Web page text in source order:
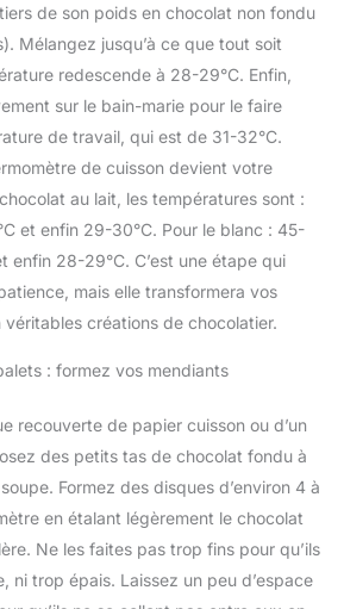
de son poids en chocolat non fondu
Mélangez jusqu’à ce que tout soit
redescende à 28-29°C. Enfin,
sur le bain-marie pour le faire
de travail, qui est de 31-32°C.
de cuisson devient votre
au lait, les températures sont :
et enfin 29-30°C. Pour le blanc : 45-
enfin 28-29°C. C’est une étape qui
mais elle transformera vos
véritables créations de chocolatier.
: formez vos mendiants
recouverte de papier cuisson ou d’un
des petits tas de chocolat fondu à
soupe. Formez des disques d’environ 4 à
en étalant légèrement le chocolat
Ne les faites pas trop fins pour qu’ils
ni trop épais. Laissez un peu d’espace